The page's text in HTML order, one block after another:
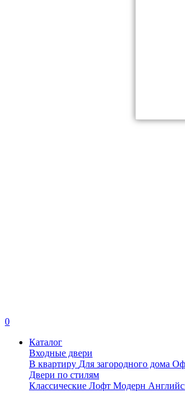
0
Каталог
Входные двери
В квартиру Для загородного дома
Двери по стилям
Классические Лофт Модерн